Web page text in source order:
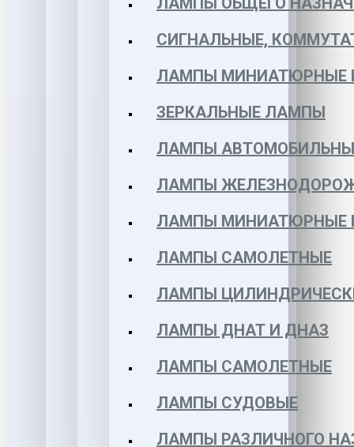
СИГНАЛЬНЫЕ,
ЛАМПЫ МИНИАТЮРНЫЕ
ЗЕРКАЛЬНЫЕ ЛАМПЫ
ЛАМПЫ
ЛАМПЫ
ЛАМПЫ МИНИАТЮРНЫЕ
ЛАМПЫ САМОЛЕТНЫЕ
ЛАМПЫ
ЛАМПЫ ДНАТ И ДНАЗ
ЛАМПЫ САМОЛЕТНЫЕ
ЛАМПЫ СУДОВЫЕ
ЛАМПЫ РАЗЛИЧНОГО